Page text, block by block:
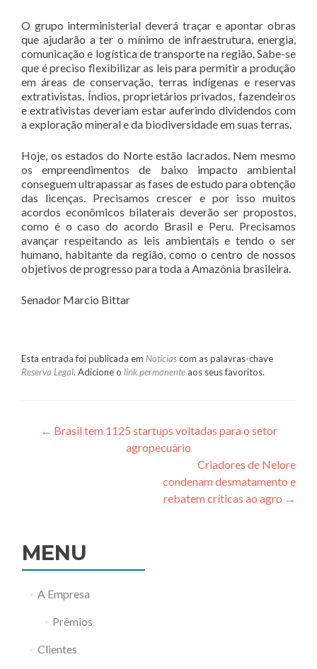
O grupo interministerial deverá traçar e apontar obras
que ajudarão a ter o mínimo de infraestrutura, energia,
comunicação e logística de transporte na região. Sabe-se
que é preciso flexibilizar as leis para permitir a produção
em áreas de conservação, terras indígenas e reservas
extrativistas. Índios, proprietários privados, fazendeiros
e extrativistas deveriam estar auferindo dividendos com
a exploração mineral e da biodiversidade em suas terras.
Hoje, os estados do Norte estão lacrados. Nem mesmo
os empreendimentos de baixo impacto ambiental
conseguem ultrapassar as fases de estudo para obtenção
das licenças. Precisamos crescer e por isso muitos
acordos econômicos bilaterais deverão ser propostos,
como é o caso do acordo Brasil e Peru. Precisamos
avançar respeitando as leis ambientais e tendo o ser
humano, habitante da região, como o centro de nossos
objetivos de progresso para toda a Amazônia brasileira.
Senador Marcio Bittar
Esta entrada foi publicada em Notíciascom as palavras-chave
Reserva Legal. Adicione o link permanente aos seus favoritos.
← Brasil tem 1125 startups voltadas para o setor
agropecuário
Criadores de Nelore
condenam desmatamento e
rebatem críticas ao agro →
MENU
A Empresa
Prêmios
Clientes